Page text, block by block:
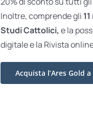
Inoltre, comprende gli
Studi Cattolici, e la
digitale e la Rivista
Acquista l’Ares Gold a